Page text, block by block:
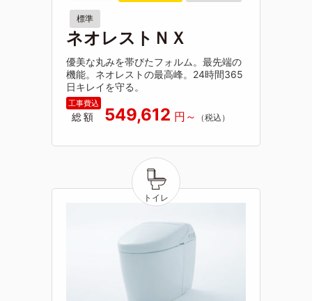
標準
ネオレストＮＸ
優美な丸みを帯びたフォルム。最先端の
機能。ネオレストの最高峰。24時間365
日キレイを守る。
総額 549,612